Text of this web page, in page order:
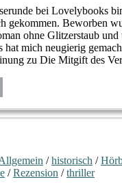
bei Lovelybooks
gekommen. Beworben
ohne Glitzerstaub und
hat mich neugierig
zu Die Mitgift des
/historisch /
/Rezension /thriller